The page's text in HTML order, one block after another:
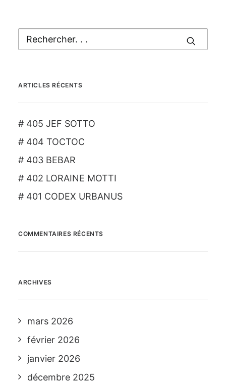
ARTICLES RÉCENTS
# 405 JEF SOTTO
# 404 TOCTOC
# 403 BEBAR
# 402 LORAINE MOTTI
# 401 CODEX URBANUS
COMMENTAIRES RÉCENTS
ARCHIVES
mars 2026
février 2026
janvier 2026
décembre 2025